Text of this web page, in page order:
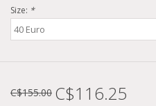
Size: *
C$155.00 C$116.25